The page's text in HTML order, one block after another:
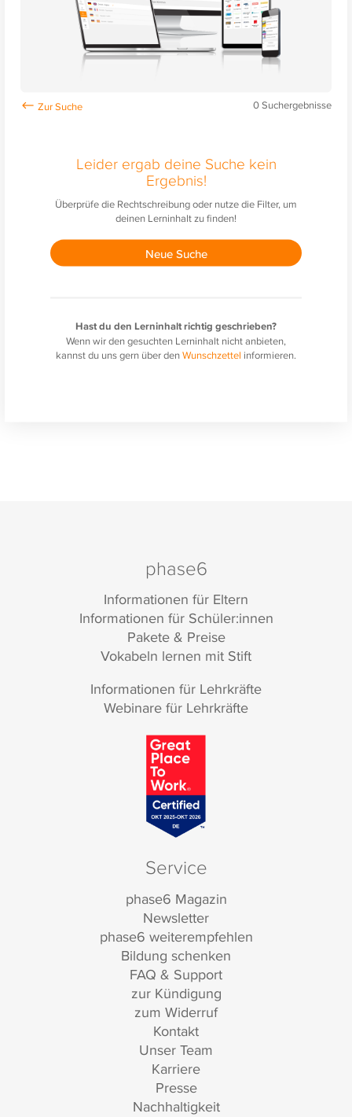
0Suchergebnisse
Leider ergab deine Suche kein
Ergebnis!
Überprüfe die Rechtschreibung oder nutze die Filter, um
deinen Lerninhalt zu finden!
Neue Suche
Hast du den Lerninhalt richtig geschrieben?
Wenn wir den gesuchten Lerninhalt nicht anbieten,
kannst du uns gern über denWunschzettel informieren.
phase6
Informationen für Eltern
Informationen für Schüler:innen
Pakete & Preise
Vokabeln lernen mit Stift
Informationen für Lehrkräfte
Webinare für Lehrkräfte
Service
phase6 Magazin
Newsletter
phase6 weiterempfehlen
Bildung schenken
FAQ & Support
zur Kündigung
zum Widerruf
Kontakt
Unser Team
Karriere
Presse
Nachhaltigkeit